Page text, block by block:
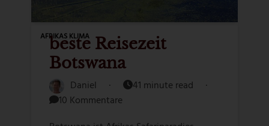
AFRIKAS KLIMA
beste Reisezeit
Botswana
Daniel · 41 minute read
·
10 Kommentare